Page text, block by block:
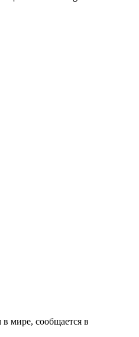
мире, сообщается в